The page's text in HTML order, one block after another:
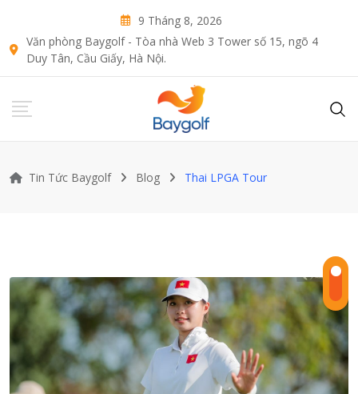
content
9 Tháng 8, 2026
Văn phòng Baygolf - Tòa nhà Web 3 Tower số 15, ngõ 4
Duy Tân, Cầu Giấy, Hà Nội.
Tin Tức Baygolf Blog Thai LPGA Tour